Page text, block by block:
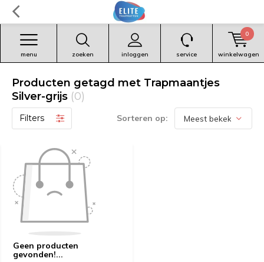
zoeken inloggen
menu service winkelwagen
0
Producten getagd met Trapmaantjes
Silver-grijs (0)
Filters Sorteren op:
Geen producten
gevonden!...